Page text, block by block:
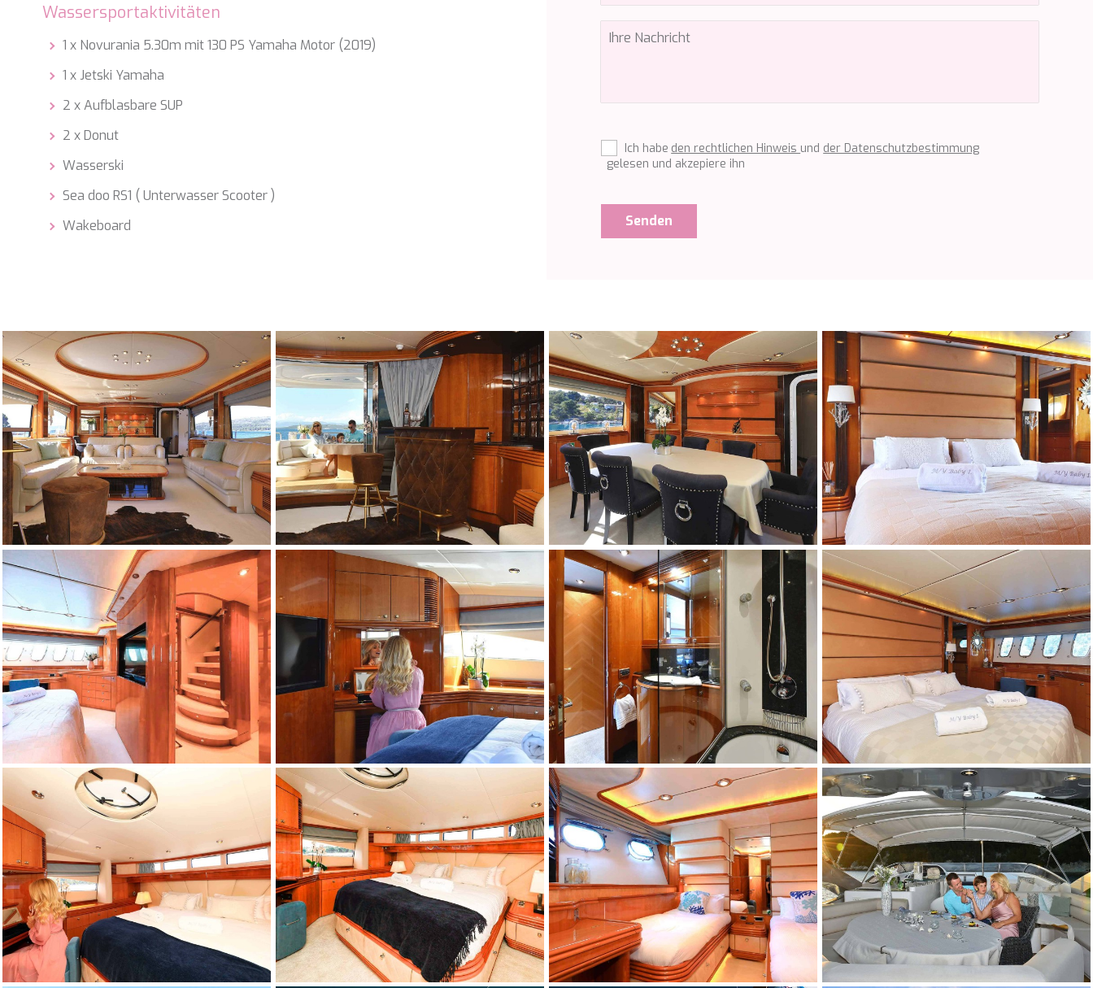
Wassersportaktivitäten
1 x Novurania 5.30m mit 130 PS Yamaha Motor (2019)
1 x Jetski Yamaha
2 x Aufblasbare SUP
2 x Donut
Wasserski
Sea doo RS1 ( Unterwasser Scooter )
Wakeboard
Ich habe den rechtlichen Hinweis und der Datenschutzbestimmung
gelesen und akzepiere ihn
Senden